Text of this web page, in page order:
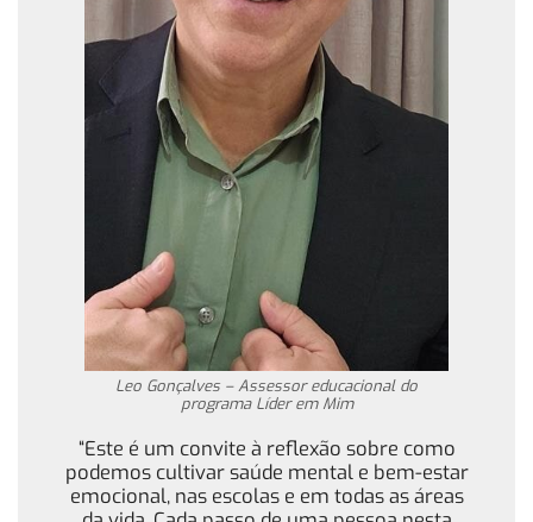
Leo Gonçalves – Assessor educacional do
programa Líder em Mim
“Este é um convite à reflexão sobre como
podemos cultivar saúde mental e bem-estar
emocional, nas escolas e em todas as áreas